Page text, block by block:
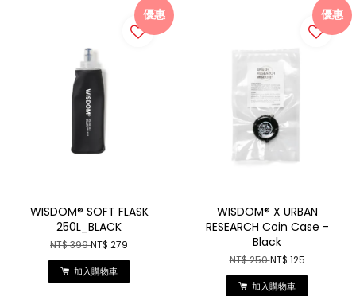
優惠
WISDOM® SOFT FLASK
250L_BLACK
NT$ 399NT$ 279
加入購物車
優惠
WISDOM® X URBAN
RESEARCH Coin Case -
Black
NT$ 250NT$ 125
加入購物車